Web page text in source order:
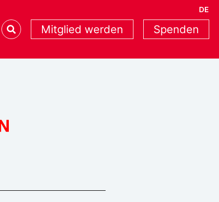
DE
Mitglied werden Spenden